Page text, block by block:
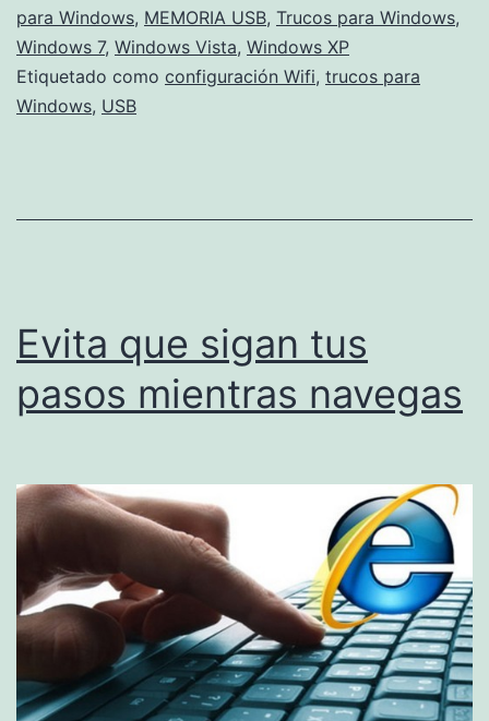
en
una
USB
para Windows, MEMORIA USB, Trucos para Windows,
Windows 7, Windows Vista, Windows XP
Etiquetado como configuración Wifi, trucos para
Windows, USB
Evita que sigan tus
pasos mientras navegas